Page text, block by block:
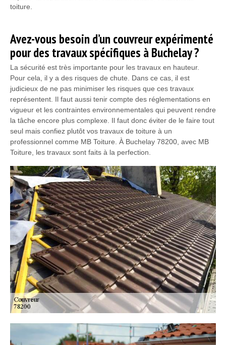
toiture.
Avez-vous besoin d’un couvreur expérimenté
pour des travaux spécifiques à Buchelay ?
La sécurité est très importante pour les travaux en hauteur.
Pour cela, il y a des risques de chute. Dans ce cas, il est
judicieux de ne pas minimiser les risques que ces travaux
représentent. Il faut aussi tenir compte des réglementations en
vigueur et les contraintes environnementales qui peuvent rendre
la tâche encore plus complexe. Il faut donc éviter de le faire tout
seul mais confiez plutôt vos travaux de toiture à un
professionnel comme MB Toiture. À Buchelay 78200, avec MB
Toiture, les travaux sont faits à la perfection.